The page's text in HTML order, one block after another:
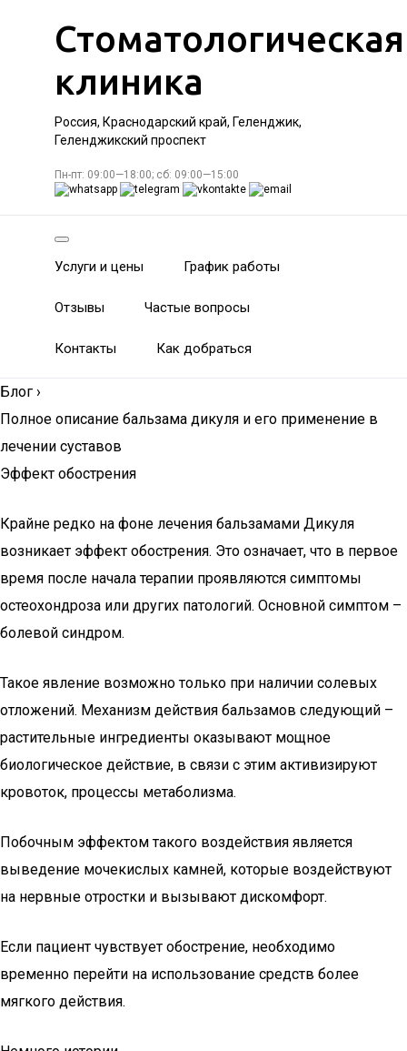
Стоматологическая
клиника
Россия, Краснодарский край, Геленджик,
Геленджикский проспект
Пн-пт: 09:00—18:00; сб: 09:00—15:00
Услуги и цены График работы
Отзывы Частые вопросы
Контакты Как добраться
Блог ›
Полное описание бальзама дикуля и его применение в
лечении суставов
Эффект обострения
Крайне редко на фоне лечения бальзамами Дикуля
возникает эффект обострения. Это означает, что в первое
время после начала терапии проявляются симптомы
остеохондроза или других патологий. Основной симптом –
болевой синдром.
Такое явление возможно только при наличии солевых
отложений. Механизм действия бальзамов следующий –
растительные ингредиенты оказывают мощное
биологическое действие, в связи с этим активизируют
кровоток, процессы метаболизма.
Побочным эффектом такого воздействия является
выведение мочекислых камней, которые воздействуют
на нервные отростки и вызывают дискомфорт.
Если пациент чувствует обострение, необходимо
временно перейти на использование средств более
мягкого действия.